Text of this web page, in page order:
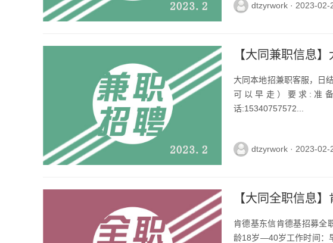
dtzyrwork · 2023-02-
【大同兼职信息
大同本地招兼职客服，日
可以早走）要求:准
话:15340757572...
dtzyrwork · 2023-02-
【大同全职信息
肯德基东信肯德基招募全
龄18岁—40岁工作时间：